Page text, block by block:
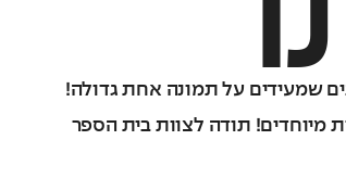
שמעידים על תמונה אחת גדולה!
מיוחדים! תודה לצוות בית הספר